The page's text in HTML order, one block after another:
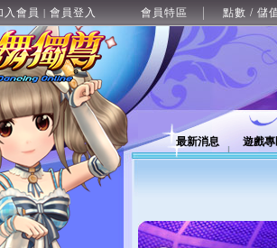
入會員 | 會員登入 會員特區 點數 / 儲
最新消息 遊戲